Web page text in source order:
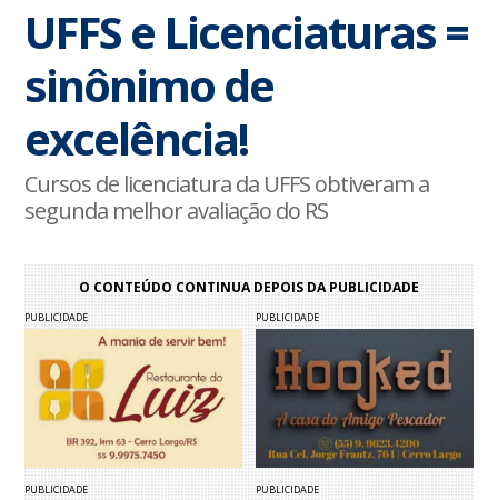
UFFS e Licenciaturas =
sinônimo de
excelência!
Cursos de licenciatura da UFFS obtiveram a
segunda melhor avaliação do RS
O CONTEÚDO CONTINUA DEPOIS DA PUBLICIDADE
PUBLICIDADE PUBLICIDADE
PUBLICIDADE PUBLICIDADE